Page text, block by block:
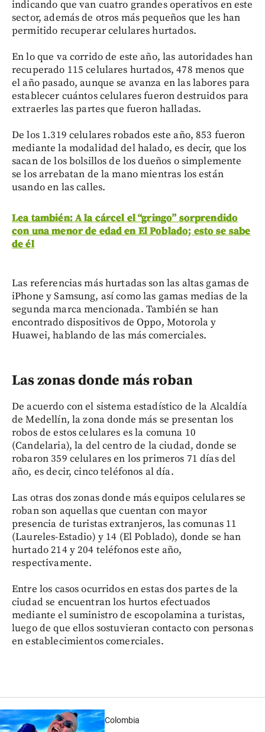
indicando que van cuatro grandes operativos en este
sector, además de otros más pequeños que les han
permitido recuperar celulares hurtados.
En lo que va corrido de este año, las autoridades han
recuperado 115 celulares hurtados, 478 menos que
el año pasado, aunque se avanza en las labores para
establecer cuántos celulares fueron destruidos para
extraerles las partes que fueron halladas.
De los 1.319 celulares robados este año, 853 fueron
mediante la modalidad del halado, es decir, que los
sacan de los bolsillos de los dueños o simplemente
se los arrebatan de la mano mientras los están
usando en las calles.
Lea también: A la cárcel el “gringo” sorprendido
con una menor de edad en El Poblado; esto se sabe
de él
Las referencias más hurtadas son las altas gamas de
iPhone y Samsung, así como las gamas medias de la
segunda marca mencionada. También se han
encontrado dispositivos de Oppo, Motorola y
Huawei, hablando de las más comerciales.
Las zonas donde más roban
De acuerdo con el sistema estadístico de la Alcaldía
de Medellín, la zona donde más se presentan los
robos de estos celulares es la comuna 10
(Candelaria), la del centro de la ciudad, donde se
robaron 359 celulares en los primeros 71 días del
año, es decir, cinco teléfonos al día.
Las otras dos zonas donde más equipos celulares se
roban son aquellas que cuentan con mayor
presencia de turistas extranjeros, las comunas 11
(Laureles-Estadio) y 14 (El Poblado), donde se han
hurtado 214 y 204 teléfonos este año,
respectivamente.
Entre los casos ocurridos en estas dos partes de la
ciudad se encuentran los hurtos efectuados
mediante el suministro de escopolamina a turistas,
luego de que ellos sostuvieran contacto con personas
en establecimientos comerciales.
Colombia